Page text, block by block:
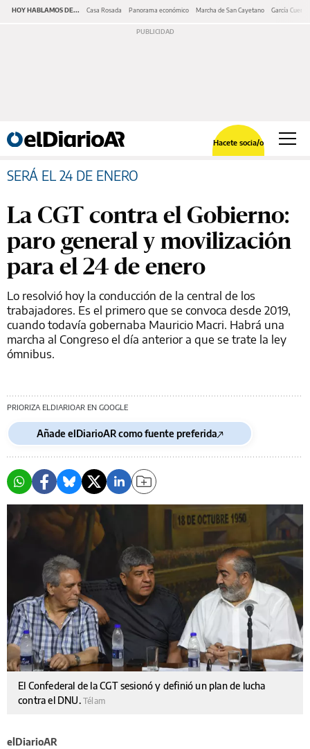
HOY HABLAMOS DE... Casa Rosada Panorama económico Marcha de San Cayetano García Cuerva
Hacete socia/o
SERÁ EL 24 DE ENERO
La CGT contra el Gobierno:
paro general y movilización
para el 24 de enero
Lo resolvió hoy la conducción de la central de los
trabajadores. Es el primero que se convoca desde 2019,
cuando todavía gobernaba Mauricio Macri. Habrá una
marcha al Congreso el día anterior a que se trate la ley
ómnibus.
PRIORIZA ELDIARIOAR EN GOOGLE
Añade elDiarioAR como fuente preferida
El Confederal de la CGT sesionó y definió un plan de lucha
contra el DNU. Télam
elDiarioAR